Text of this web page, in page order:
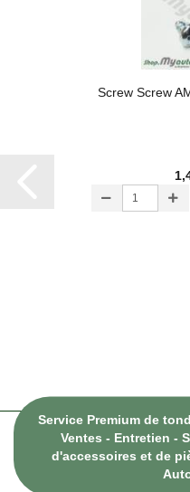
Screw Screw
Service Premium de
Ventes - Entretien -
d'accessoires et de